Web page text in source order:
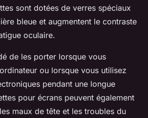
sont dotées de verres spéciaux
bleue et augmentent le contraste
oculaire.
de les porter lorsque vous
ou lorsque vous utilisez
pendant une longue
pour écrans peuvent également
maux de tête et les troubles du